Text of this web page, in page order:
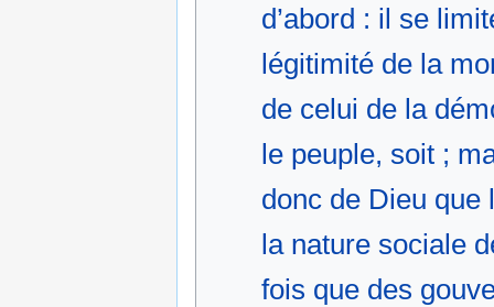
d’abord : il se
légitimité de la
de celui de la
le peuple, soit ;
donc de Dieu que
la nature sociale
fois que des